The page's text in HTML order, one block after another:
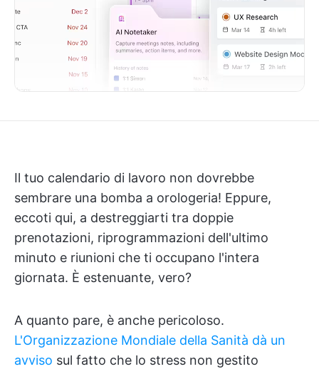
Il tuo calendario di lavoro non dovrebbe
sembrare una bomba a orologeria! Eppure,
eccoti qui, a destreggiarti tra doppie
prenotazioni, riprogrammazioni dell'ultimo
minuto e riunioni che ti occupano l'intera
giornata. È estenuante, vero?
A quanto pare, è anche pericoloso.
L'Organizzazione Mondiale della Sanità dà un
avviso sul fatto che lo stress non gestito